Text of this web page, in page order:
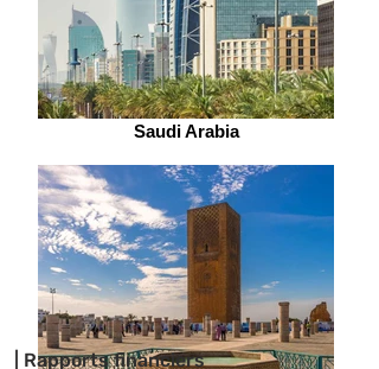
Saudi Arabia
| Rapports financiers